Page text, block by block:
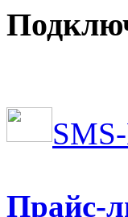
Прайс-